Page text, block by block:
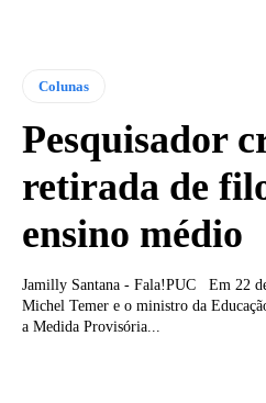
Colunas
Pesquisador
retirada de
ensino médio
Jamilly Santana - Fala!PUC Em 22
Michel Temer e o ministro da
a Medida Provisória...